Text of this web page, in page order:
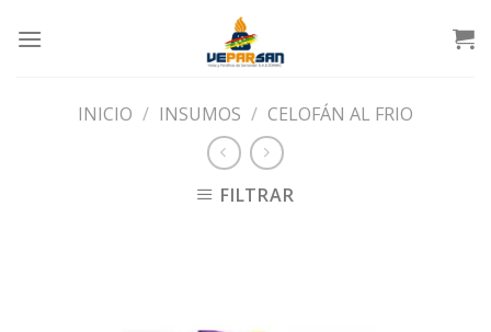
INICIO / INSUMOS / CELOFÁN AL FRIO
FILTRAR